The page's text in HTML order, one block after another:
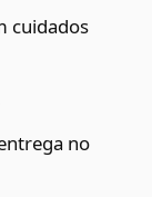
cuidados
no